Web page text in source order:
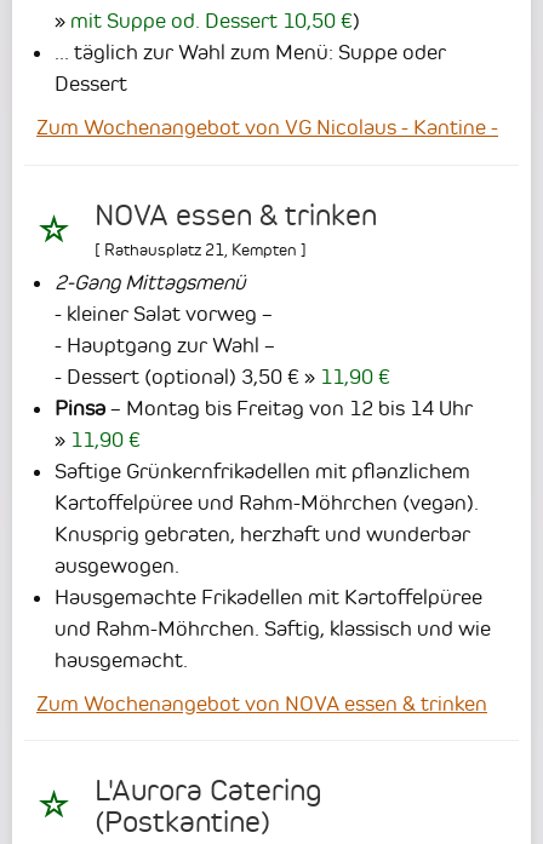
mit Suppe od. Dessert 10,50 €)
... täglich zur Wahl zum Menü: Suppe oder
Dessert
Zum Wochenangebot von VG Nicolaus - Kantine -
NOVA essen & trinken
[ Rathausplatz 21 Kempten ]
2-Gang Mittagsmenü
- kleiner Salat vorweg –
- Hauptgang zur Wahl –
- Dessert (optional) 3,50 €
11,90 €
Pinsa – Montag bis Freitag von 12 bis 14 Uhr
11,90 €
Saftige Grünkernfrikadellen mit pflanzlichem
Kartoffelpüree und Rahm-Möhrchen (vegan).
Knusprig gebraten, herzhaft und wunderbar
ausgewogen.
Hausgemachte Frikadellen mit Kartoffelpüree
und Rahm-Möhrchen. Saftig, klassisch und wie
hausgemacht.
Zum Wochenangebot von NOVA essen & trinken
L'Aurora Catering
(Postkantine)